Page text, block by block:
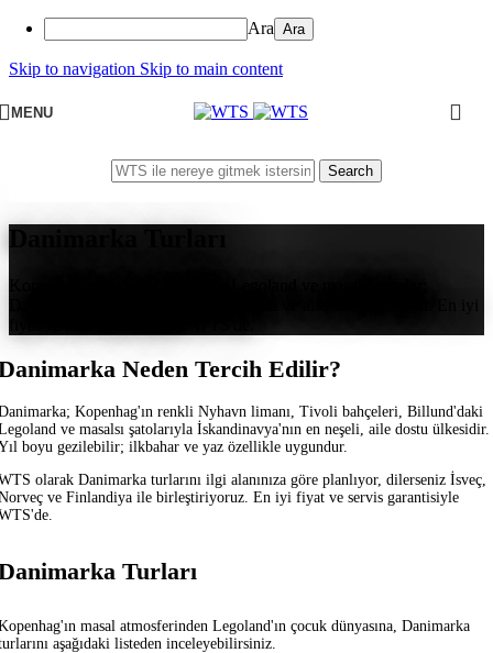
Ara
Skip to navigation Skip to main content
MENU
Search
Danimarka Turları
Neden Tercih Edilir?
Kopenhag'ın renkli Nyhavn limanı, Tivoli bahçeleri, Billund'daki
ve masalsı şatolarıyla İskandinavya'nın en neşeli, aile dostu ülkesidir.
boyu gezilebilir; ilkbahar ve yaz özellikle uygundur.
olarak Danimarka turlarını ilgi alanınıza göre planlıyor, dilerseniz İsveç,
ve Finlandiya ile birleştiriyoruz. En iyi fiyat ve servis garantisiyle
Turları
masal atmosferinden Legoland'ın çocuk dünyasına, Danimarka
aşağıdaki listeden inceleyebilirsiniz.